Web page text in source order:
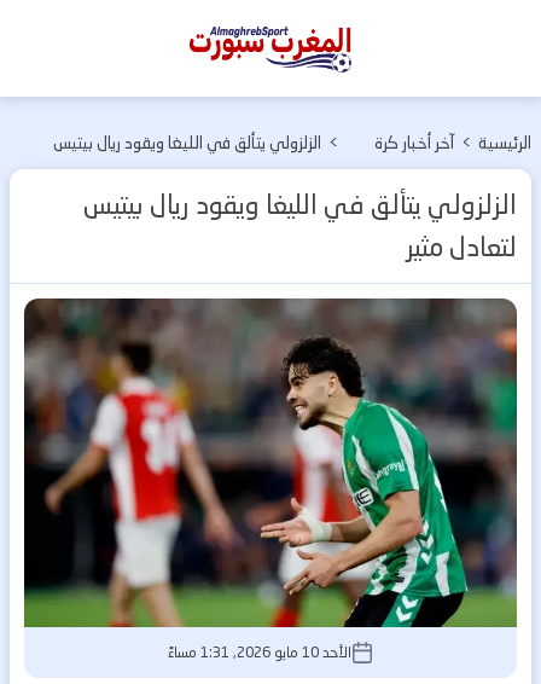
المغرب
الرئيسية > آخر أخبار كرة
> الزلزولي يتألق في الليغا ويقود ريال بيتيس
الزلزولي يتألق في الليغا ويقود ريال بيتيس
لتعادل مثير
الأحد 10 مايو 2026, 1:31 مساءً